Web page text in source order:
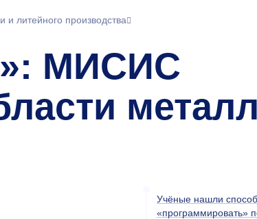
литейного производства
МИСИС
Учёные нашли способ
«программировать»